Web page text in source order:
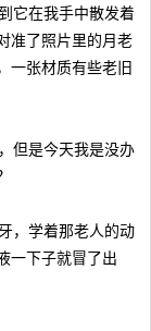
它在我手中散发着
准了照片里的月老
一张材质有些老旧
但是今天我是没办
，学着那老人的动
一下子就冒了出